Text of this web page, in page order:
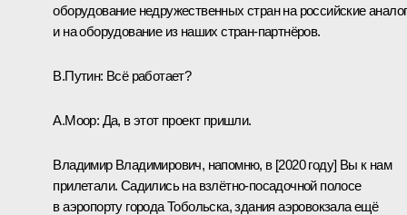
оборудование недружественных стран на российские
и на оборудование из наших стран-партнёров.
В.Путин: Всё работает?
А.Моор: Да, в этот проект пришли.
Владимир Владимирович, напомню, в [2020 году] Вы к нам
прилетали. Садились на взлётно-посадочной полосе
в аэропорту города Тобольска, здания аэровокзала ещё